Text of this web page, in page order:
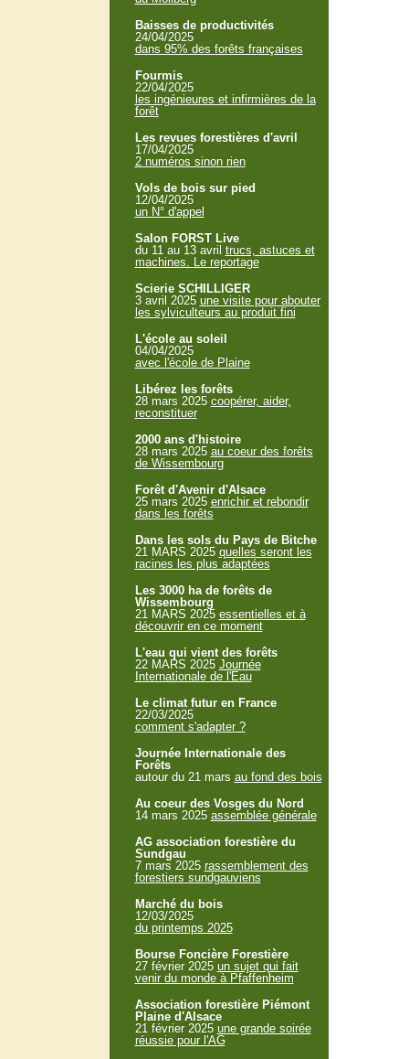
Baisses de productivités
24/04/2025
dans 95% des forêts françaises
Fourmis
22/04/2025
les ingénieures et infirmières de la
forêt
Les revues forestières d'avril
17/04/2025
2 numéros sinon rien
Vols de bois sur pied
12/04/2025
un N° d'appel
Salon FORST Live
du 11 au 13 avril trucs, astuces et
machines. Le reportage
Scierie SCHILLIGER
3 avril 2025 une visite pour abouter
les sylviculteurs au produit fini
L'école au soleil
04/04/2025
avec l'école de Plaine
Libérez les forêts
28 mars 2025 coopérer, aider,
reconstituer
2000 ans d'histoire
28 mars 2025 au coeur des forêts
de Wissembourg
Forêt d'Avenir d'Alsace
25 mars 2025 enrichir et rebondir
dans les forêts
Dans les sols du Pays de Bitche
21 MARS 2025 quelles seront les
racines les plus adaptées
Les 3000 ha de forêts de
Wissembourg
21 MARS 2025 essentielles et à
découvrir en ce moment
L'eau qui vient des forêts
22 MARS 2025 Journée
Internationale de l'Eau
Le climat futur en France
22/03/2025
comment s'adapter ?
Journée Internationale des
Forêts
autour du 21 mars au fond des bois
Au coeur des Vosges du Nord
14 mars 2025 assemblée générale
AG association forestière du
Sundgau
7 mars 2025 rassemblement des
forestiers sundgauviens
Marché du bois
12/03/2025
du printemps 2025
Bourse Foncière Forestière
27 février 2025 un sujet qui fait
venir du monde à Pfaffenheim
Association forestière Piémont
Plaine d'Alsace
21 février 2025 une grande soirée
réussie pour l'AG